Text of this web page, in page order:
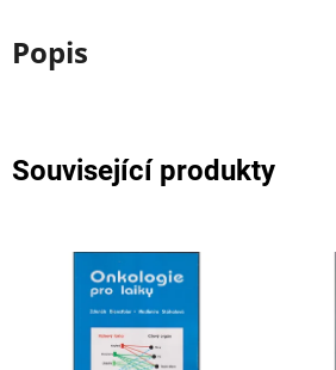
Popis
Související produkty